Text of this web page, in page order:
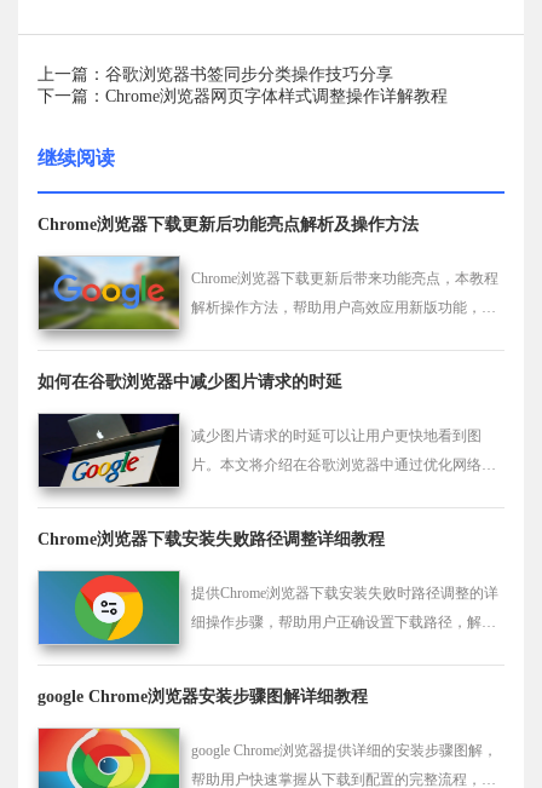
上一篇：谷歌浏览器书签同步分类操作技巧分享
下一篇：Chrome浏览器网页字体样式调整操作详解教程
继续阅读
Chrome浏览器下载更新后功能亮点解析及操作方法
Chrome浏览器下载更新后带来功能亮点，本教程
解析操作方法，帮助用户高效应用新版功能，实
如何在谷歌浏览器中减少图片请求的时延
减少图片请求的时延可以让用户更快地看到图
片。本文将介绍在谷歌浏览器中通过优化网络请
Chrome浏览器下载安装失败路径调整详细教程
提供Chrome浏览器下载安装失败时路径调整的详
细操作步骤，帮助用户正确设置下载路径，解决
google Chrome浏览器安装步骤图解详细教程
google Chrome浏览器提供详细的安装步骤图解，
帮助用户快速掌握从下载到配置的完整流程，让